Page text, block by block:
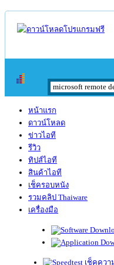
หน้าแรก
ดาวน์โหลด
ข่าวไอที
รีวิว
ทิปส์ไอที
สินค้าไอที
เช็ครอบหนัง
รวมคลิป Thaiware
เครื่องมือ
เช็คควา